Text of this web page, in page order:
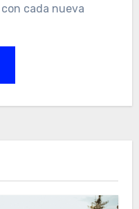
cada nueva